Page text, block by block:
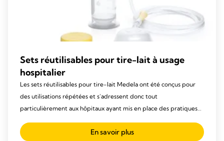
Sets réutilisables pour tire-lait à usage
hospitalier
Les sets réutilisables pour tire-lait Medela ont été conçus pour
des utilisations répétées et s'adressent donc tout
particulièrement aux hôpitaux ayant mis en place des pratiques
En savoir plus